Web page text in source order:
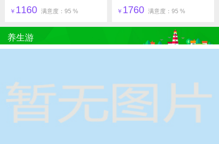
￥ 1160 满意度：95 % ￥ 1760 满意度：95 %
养生游